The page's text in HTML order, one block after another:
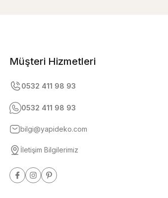
Müşteri Hizmetleri
0532 411 98 93
0532 411 98 93
bilgi@yapideko.com
İletişim Bilgilerimiz